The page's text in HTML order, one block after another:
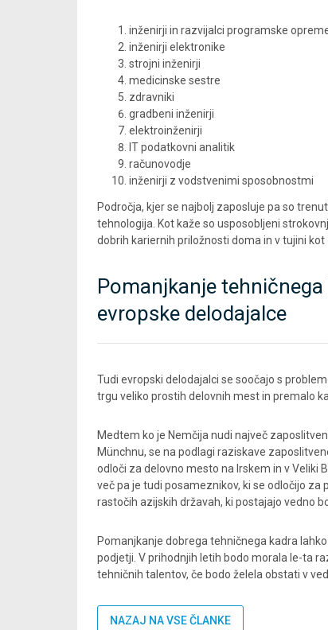
inženirji in razvijalci programske
inženirji elektronike
strojni inženirji
medicinske sestre
zdravniki
gradbeni inženirji
elektroinženirji
IT podatkovni analitik
računovodje
inženirji z vodstvenimi sposobnostmi
Področja, kjer se najbolj zaposluje pa so
tehnologija. Kot kaže so usposobljeni
dobrih kariernih priložnosti doma in v tujini kot
Pomanjkanje
evropske delodajalce
Tudi evropski delodajalci se soočajo s
trgu veliko prostih delovnih mest in premalo
Medtem ko je Nemčija nudi največ
Münchnu, se na podlagi raziskave
odloči za delovno mesto na Irskem in v Veliki
več pa je tudi posameznikov, ki se odločijo za
rastočih azijskih državah, ki postajajo vedno
Pomanjkanje dobrega tehničnega kadra
podjetji. V prihodnjih letih bodo morala le-ta
tehničnih talentov, če bodo želela obstati v
NAZAJ NA VSE ČLANKE